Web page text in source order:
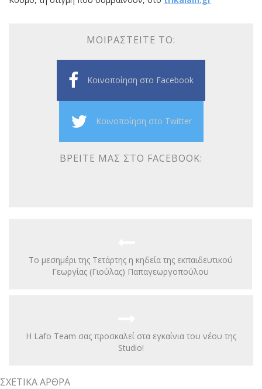
ΜΟΙΡΑΣΤΕΊΤΕ ΤΟ:
Κοινοποίηση στο Facebook
Κοινοποίηση στο Twitter
ΒΡΕΊΤΕ ΜΑΣ ΣΤΟ FACEBOOK:
Το μεσημέρι της Τετάρτης η κηδεία της εκπαιδευτικού
Γεωργίας (Γιούλας) Παπαγεωργοπούλου
Η Lafo Team σας προσκαλεί στα εγκαίνια του νέου της
Studio!
ΣΧΕΤΙΚΆ ΆΡΘΡΑ